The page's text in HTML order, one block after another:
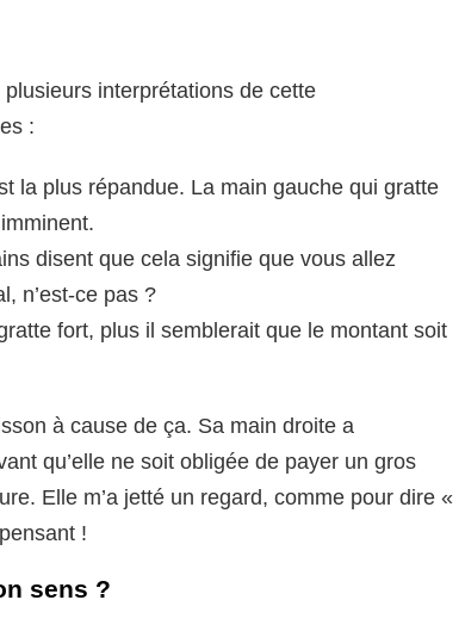
interprétations de cette
:
la plus répandue. La main gauche qui gratte
disent que cela signifie que vous allez
n’est-ce pas ?
fort, plus il semblerait que le montant soit
à cause de ça. Sa main droite a
qu’elle ne soit obligée de payer un gros
Elle m’a jetté un regard, comme pour dire «
!
sens ?